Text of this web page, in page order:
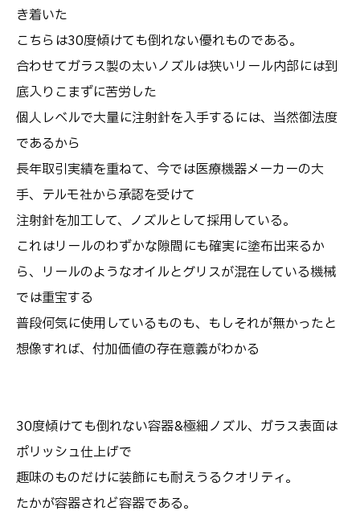
き着いた
こちらは30度傾けても倒れない優れものである。
合わせてガラス製の太いノズルは狭いリール内部には到
底入りこまずに苦労した
個人レベルで大量に注射針を入手するには、当然御法度
であるから
長年取引実績を重ねて、今では医療機器メーカーの大
手、テルモ社から承認を受けて
注射針を加工して、ノズルとして採用している。
これはリールのわずかな隙間にも確実に塗布出来るか
ら、リールのようなオイルとグリスが混在している機械
では重宝する
普段何気に使用しているものも、もしそれが無かったと
想像すれば、付加価値の存在意義がわかる
30度傾けても倒れない容器&極細ノズル、ガラス表面は
ポリッシュ仕上げで
趣味のものだけに装飾にも耐えうるクオリティ。
たかが容器されど容器である。